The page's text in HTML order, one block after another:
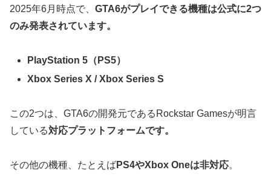
2025年6月時点で、 GTA6がプレイできる機種は公式に2つ
のみ発表されています。
PlayStation 5（PS5）
Xbox Series X / Xbox Series S
この2つは、GTA6の開発元であるRockstar Gamesが明言
している対応プラットフォームです。
その他の機種、たとえばPS4やXbox Oneは非対応。